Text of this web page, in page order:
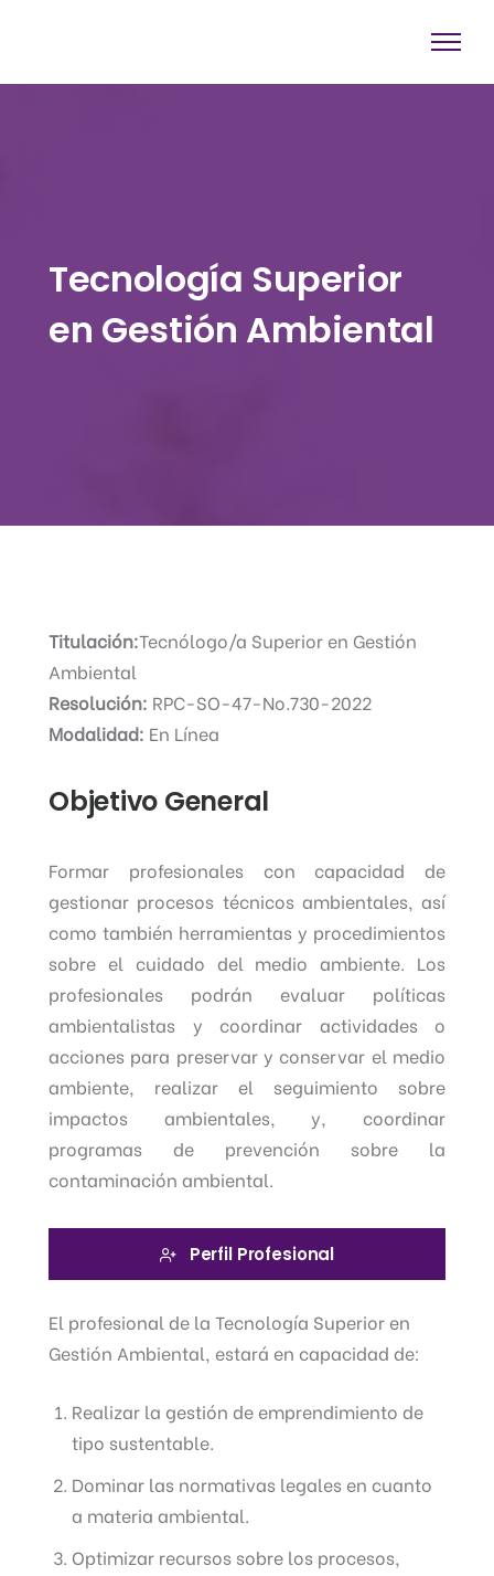
Tecnología Superior
en Gestión Ambiental
Titulación:Tecnólogo/a Superior en Gestión
Ambiental
Resolución: RPC-SO-47-No.730-2022
Modalidad: En Línea
Objetivo General
Formar profesionales con capacidad de
gestionar procesos técnicos ambientales, así
como también herramientas y procedimientos
sobre el cuidado del medio ambiente. Los
profesionales podrán evaluar políticas
ambientalistas y coordinar actividades o
acciones para preservar y conservar el medio
ambiente, realizar el seguimiento sobre
impactos ambientales, y, coordinar
programas de prevención sobre la
contaminación ambiental.
Perfil Profesional
El profesional de la Tecnología Superior en
Gestión Ambiental, estará en capacidad de:
Realizar la gestión de emprendimiento de
tipo sustentable.
Dominar las normativas legales en cuanto
a materia ambiental.
Optimizar recursos sobre los procesos,